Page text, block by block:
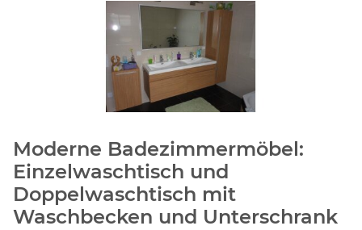
Moderne Badezimmermöbel:
Einzelwaschtisch und
Doppelwaschtisch mit
Waschbecken und Unterschrank